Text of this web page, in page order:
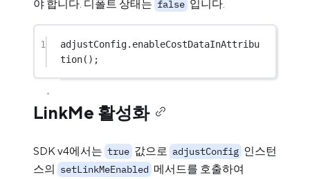
야 합니다. 디폴트 상태는 false 입니다.
1 adjustConfig. enableCostDataInAttribu
tion();
LinkMe 활성화
SDK v4에서는 true 값으로 adjustConfig 인스턴
스의 setLinkMeEnabled 메서드를 호출하여